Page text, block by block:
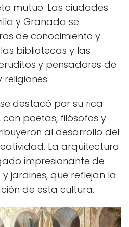
mutuo. Las ciudades
y Granada se
de conocimiento y
bibliotecas y las
y pensadores de
destacó por su rica
poetas, filósofos y
al desarrollo del
La arquitectura
impresionante de
jardines, que reflejan la
de esta cultura.